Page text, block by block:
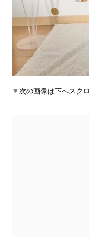
▼次の画像は下へスク